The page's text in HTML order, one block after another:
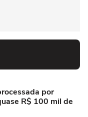
por
R$ 100 mil de